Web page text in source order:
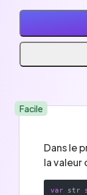
Facile
Dans le
la valeur
var str